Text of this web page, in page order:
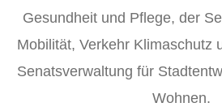
Gesundheit und Pflege, der
Mobilität, Verkehr Klimaschutz
Senatsverwaltung für
Wohnen.